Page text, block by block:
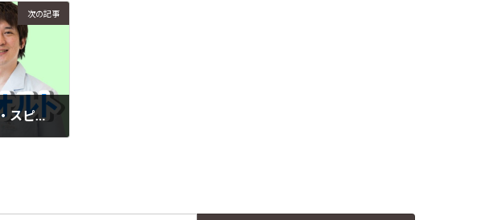
次の記事
慣れた時こそ復習。スピリーバ・スピオルトの３つのポイント